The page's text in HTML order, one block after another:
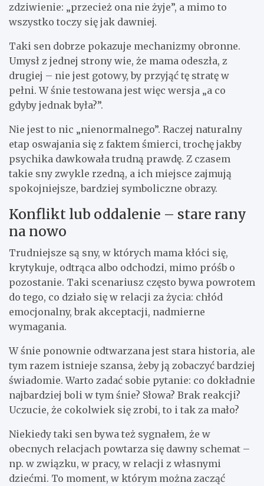
zdziwienie: „przecież ona nie żyje”, a mimo to
wszystko toczy się jak dawniej.
Taki sen dobrze pokazuje mechanizmy obronne.
Umysł z jednej strony wie, że mama odeszła, z
drugiej – nie jest gotowy, by przyjąć tę stratę w
pełni. W śnie testowana jest więc wersja „a co
gdyby jednak była?”.
Nie jest to nic „nienormalnego”. Raczej naturalny
etap oswajania się z faktem śmierci, trochę jakby
psychika dawkowała trudną prawdę. Z czasem
takie sny zwykle rzedną, a ich miejsce zajmują
spokojniejsze, bardziej symboliczne obrazy.
Konflikt lub oddalenie – stare rany
na nowo
Trudniejsze są sny, w których mama kłóci się,
krytykuje, odtrąca albo odchodzi, mimo próśb o
pozostanie. Taki scenariusz często bywa powrotem
do tego, co działo się w relacji za życia: chłód
emocjonalny, brak akceptacji, nadmierne
wymagania.
W śnie ponownie odtwarzana jest stara historia, ale
tym razem istnieje szansa, żeby ją zobaczyć bardziej
świadomie. Warto zadać sobie pytanie: co dokładnie
najbardziej boli w tym śnie? Słowa? Brak reakcji?
Uczucie, że cokolwiek się zrobi, to i tak za mało?
Niekiedy taki sen bywa też sygnałem, że w
obecnych relacjach powtarza się dawny schemat –
np. w związku, w pracy, w relacji z własnymi
dziećmi. To moment, w którym można zacząć